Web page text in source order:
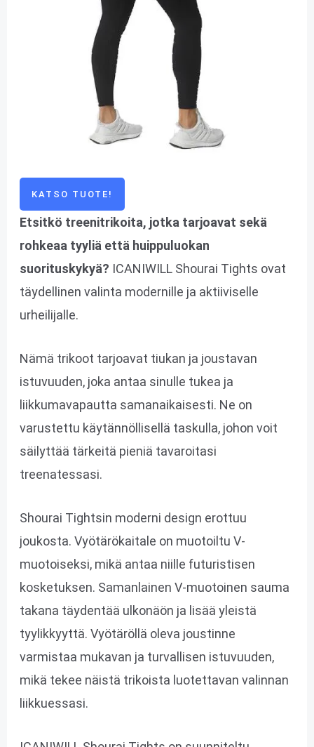
KATSO TUOTE!
Etsitkö treenitrikoita, jotka tarjoavat sekä
rohkeaa tyyliä että huippuluokan
suorituskykyä? ICANIWILL Shourai Tights ovat
täydellinen valinta modernille ja aktiiviselle
urheilijalle.
Nämä trikoot tarjoavat tiukan ja joustavan
istuvuuden, joka antaa sinulle tukea ja
liikkumavapautta samanaikaisesti. Ne on
varustettu käytännöllisellä taskulla, johon voit
säilyttää tärkeitä pieniä tavaroitasi
treenatessasi.
Shourai Tightsin moderni design erottuu
joukosta. Vyötärökaitale on muotoiltu V-
muotoiseksi, mikä antaa niille futuristisen
kosketuksen. Samanlainen V-muotoinen sauma
takana täydentää ulkonäön ja lisää yleistä
tyylikkyyttä. Vyötäröllä oleva joustinne
varmistaa mukavan ja turvallisen istuvuuden,
mikä tekee näistä trikoista luotettavan valinnan
liikkuessasi.